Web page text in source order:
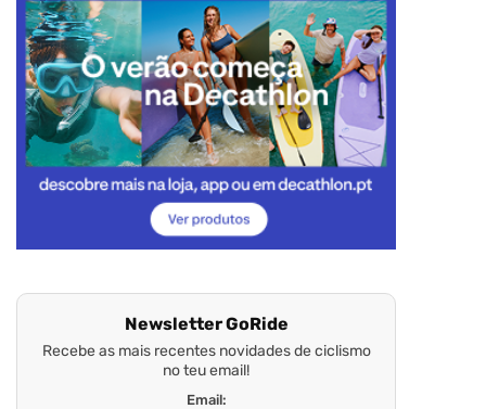
Newsletter GoRide
Recebe as mais recentes novidades de ciclismo
no teu email!
Email: